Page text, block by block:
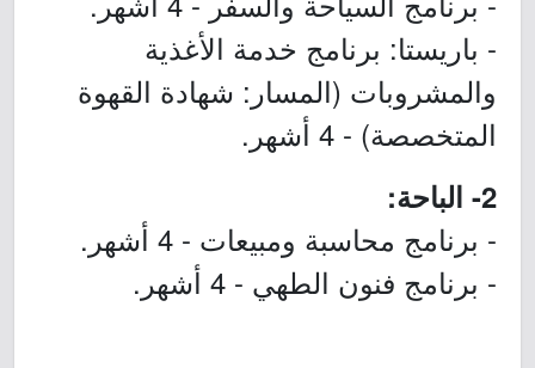
- باريستا: برنامج خدمة الأغذية
والمشروبات (المسار: شهادة القهوة
المتخصصة) - 4 أشهر.
2- الباحة:
- برنامج محاسبة ومبيعات - 4 أشهر.
- برنامج فنون الطهي - 4 أشهر.